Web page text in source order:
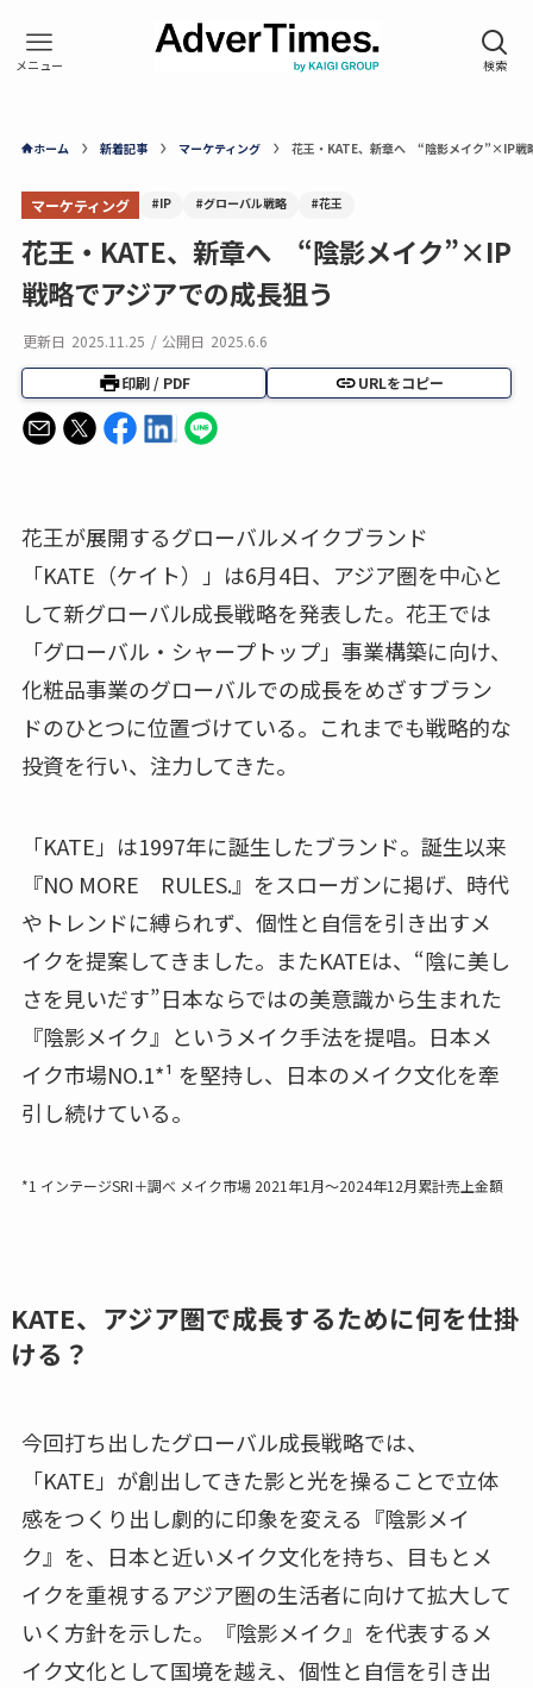
ホーム 新着記事 マーケティング 花王・KATE、新章へ “陰影メイク”×IP戦
マーケティング #IP #グローバル戦略 #花王
花王・KATE、新章へ “陰影メイク”×IP
戦略でアジアでの成長狙う
更新日 2025.11.25 / 公開日 2025.6.6
印刷 / PDF URLをコピー
花王が展開するグローバルメイクブランド
「KATE（ケイト）」は6月4日、アジア圏を中心と
して新グローバル成長戦略を発表した。花王では
「グローバル・シャープトップ」事業構築に向け、
化粧品事業のグローバルでの成長をめざすブラン
ドのひとつに位置づけている。これまでも戦略的な
投資を行い、注力してきた。
「KATE」は1997年に誕生したブランド。誕生以来
『NO MORE RULES.』をスローガンに掲げ、時代
やトレンドに縛られず、個性と自信を引き出すメ
イクを提案してきました。またKATEは、“陰に美し
さを見いだす”日本ならではの美意識から生まれた
『陰影メイク』というメイク手法を提唱。日本メ
イク市場NO.1*¹ を堅持し、日本のメイク文化を牽
引し続けている。
*1 インテージSRI＋調べ メイク市場 2021年1月～2024年12月累計売上金額
KATE、アジア圏で成長するために何を仕掛
ける？
今回打ち出したグローバル成長戦略では、
「KATE」が創出してきた影と光を操ることで立体
感をつくり出し劇的に印象を変える『陰影メイ
ク』を、日本と近いメイク文化を持ち、目もとメ
イクを重視するアジア圏の生活者に向けて拡大して
いく方針を示した。『陰影メイク』を代表するメ
イク文化として国境を越え、個性と自信を引き出